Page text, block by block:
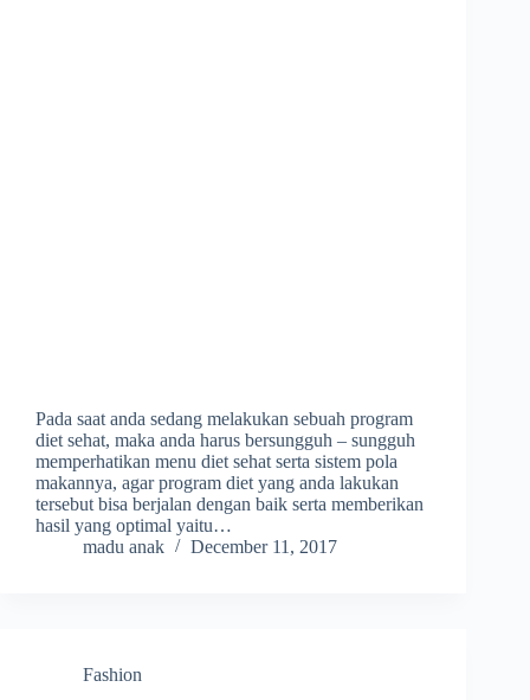
Pada saat anda sedang melakukan sebuah program
diet sehat, maka anda harus bersungguh – sungguh
memperhatikan menu diet sehat serta sistem pola
makannya, agar program diet yang anda lakukan
tersebut bisa berjalan dengan baik serta memberikan
hasil yang optimal yaitu…
madu anak
December 11, 2017
Fashion